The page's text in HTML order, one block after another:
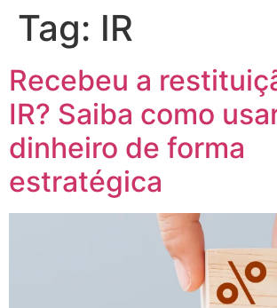
Tag: IR
Recebeu a
IR? Saiba como
dinheiro de forma
estratégica